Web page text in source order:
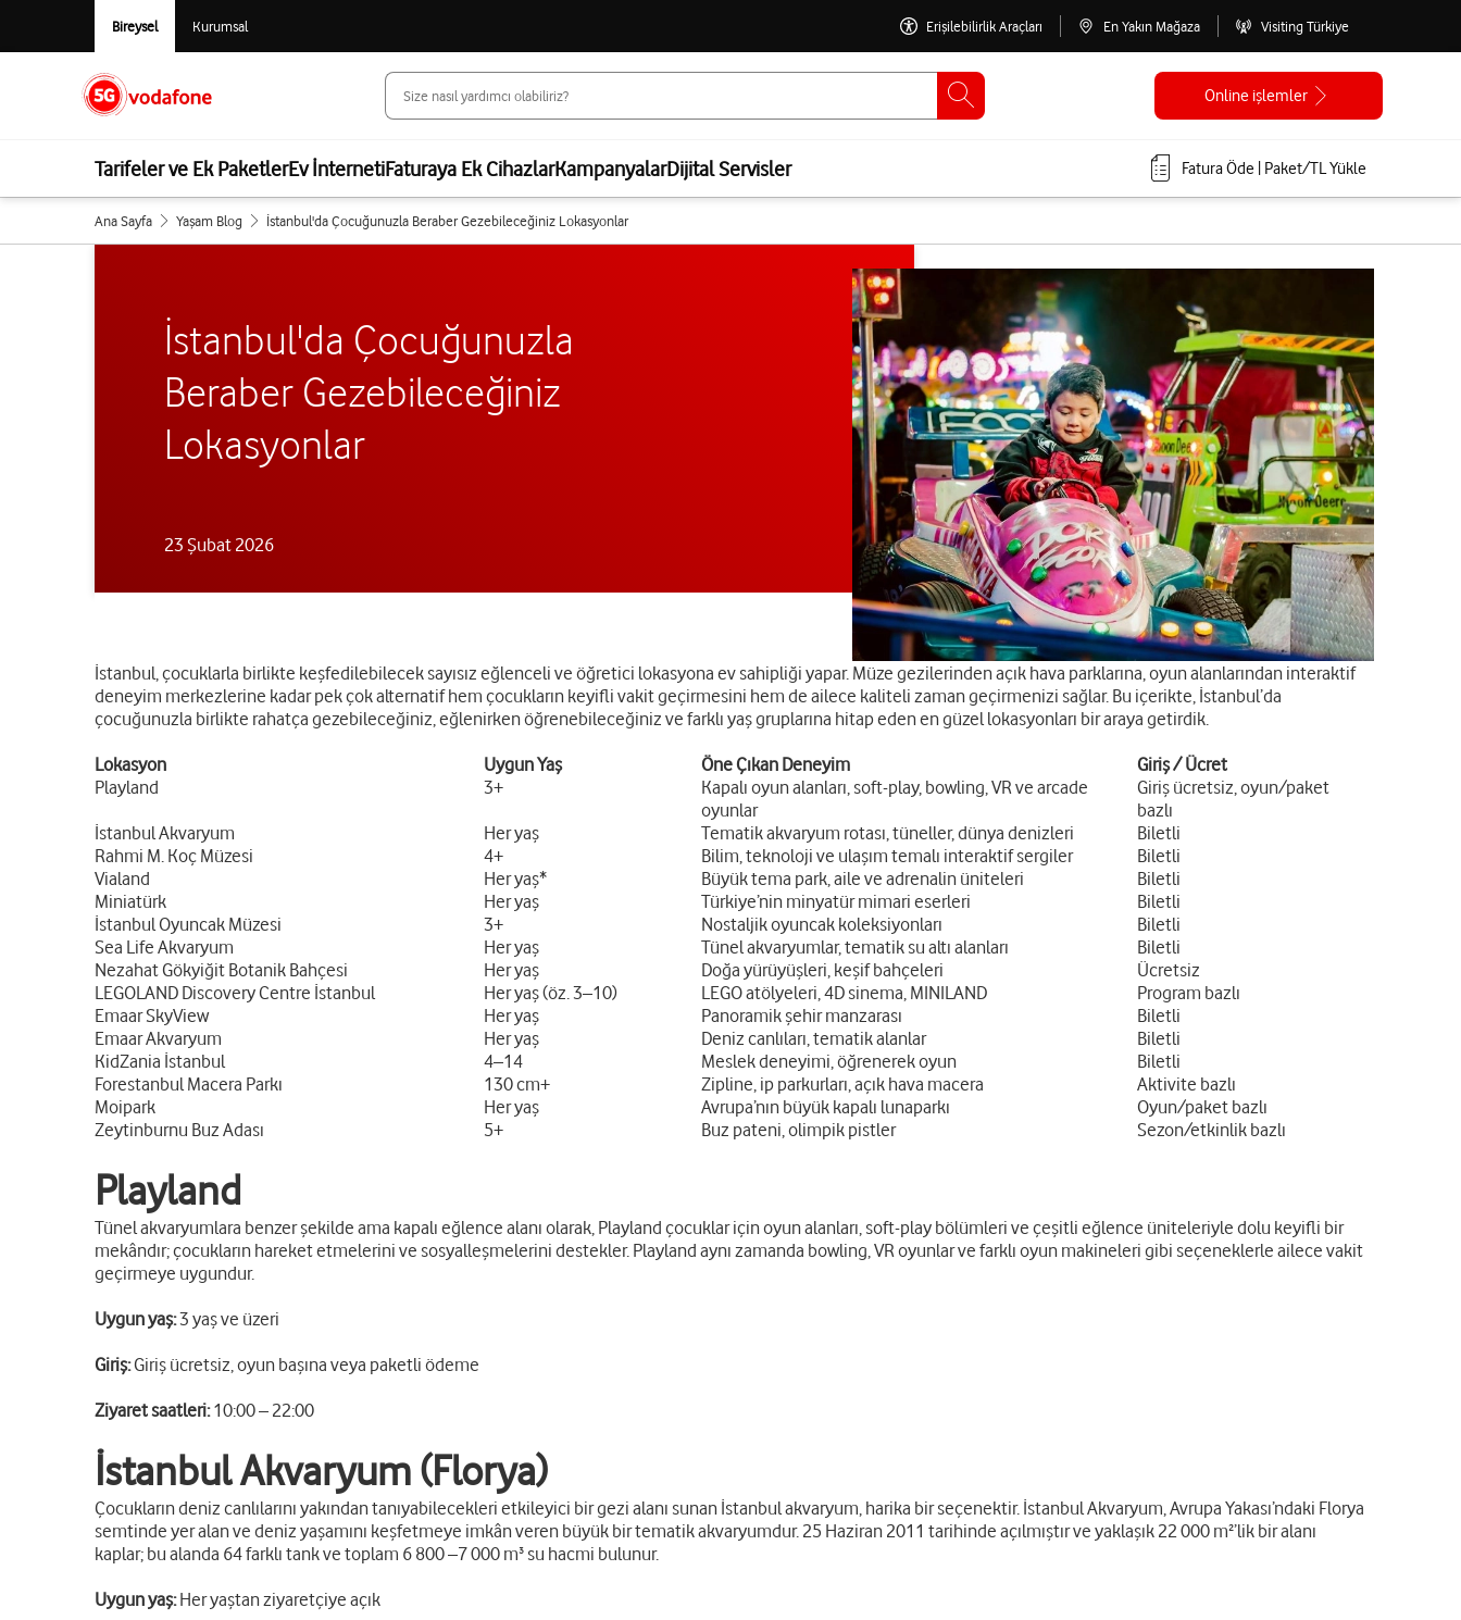
Bireysel Kurumsal Erişilebilirlik Araçları En Yakın Mağaza Visiting Türkiye
Online işlemler
Tarifeler ve Ek PaketlerEv İnternetiFaturaya Ek CihazlarKampanyalarDijital Servisler Fatura Öde | Paket/TL Yükle
Ana Sayfa Yaşam Blog İstanbul'da Çocuğunuzla Beraber Gezebileceğiniz Lokasyonlar
İstanbul'da Çocuğunuzla
Beraber Gezebileceğiniz
Lokasyonlar
23 Şubat 2026
İstanbul, çocuklarla birlikte keşfedilebilecek sayısız eğlenceli ve öğretici lokasyona ev sahipliği yapar. Müze gezilerinden açık hava parklarına, oyun alanlarından interaktif
deneyim merkezlerine kadar pek çok alternatif hem çocukların keyifli vakit geçirmesini hem de ailece kaliteli zaman geçirmenizi sağlar. Bu içerikte, İstanbul’da
çocuğunuzla birlikte rahatça gezebileceğiniz, eğlenirken öğrenebileceğiniz ve farklı yaş gruplarına hitap eden en güzel lokasyonları bir araya getirdik.
Lokasyon Uygun Yaş Öne Çıkan Deneyim
Giriş / Ücret
Playland
3+
Kapalı oyun alanları, soft-play, bowling, VR ve arcade
oyunlar
Giriş ücretsiz, oyun/paket
bazlı
İstanbul Akvaryum
Her yaş Tematik akvaryum rotası, tüneller, dünya denizleri
Biletli
Rahmi M. Koç Müzesi
4+ Bilim, teknoloji ve ulaşım temalı interaktif sergiler
Biletli
Vialand
Her yaş* Büyük tema park, aile ve adrenalin üniteleri
Biletli
Miniatürk
Her yaş Türkiye’nin minyatür mimari eserleri
Biletli
İstanbul Oyuncak Müzesi
3+ Nostaljik oyuncak koleksiyonları
Biletli
Sea Life Akvaryum
Her yaş Tünel akvaryumlar, tematik su altı alanları
Biletli
Nezahat Gökyiğit Botanik Bahçesi
Her yaş Doğa yürüyüşleri, keşif bahçeleri
Ücretsiz
LEGOLAND Discovery Centre İstanbul
Her yaş (öz. 3–10) LEGO atölyeleri, 4D sinema, MINILAND
Program bazlı
Emaar SkyView
Her yaş Panoramik şehir manzarası
Biletli
Emaar Akvaryum
Her yaş Deniz canlıları, tematik alanlar
Biletli
KidZania İstanbul
4–14 Meslek deneyimi, öğrenerek oyun
Biletli
Forestanbul Macera Parkı
130 cm+ Zipline, ip parkurları, açık hava macera
Aktivite bazlı
Moipark
Her yaş Avrupa’nın büyük kapalı lunaparkı
Oyun/paket bazlı
Zeytinburnu Buz Adası
5+ Buz pateni, olimpik pistler Sezon/etkinlik bazlı
Playland
Tünel akvaryumlara benzer şekilde ama kapalı eğlence alanı olarak, Playland çocuklar için oyun alanları, soft-play bölümleri ve çeşitli eğlence üniteleriyle dolu keyifli bir
mekândır; çocukların hareket etmelerini ve sosyalleşmelerini destekler. Playland aynı zamanda bowling, VR oyunlar ve farklı oyun makineleri gibi seçeneklerle ailece vakit
geçirmeye uygundur.
Uygun yaş:3 yaş ve üzeri
Giriş:Giriş ücretsiz, oyun başına veya paketli ödeme
Ziyaret saatleri:10:00 – 22:00
İstanbul Akvaryum (Florya)
Çocukların deniz canlılarını yakından tanıyabilecekleri etkileyici bir gezi alanı sunan İstanbul akvaryum, harika bir seçenektir. İstanbul Akvaryum, Avrupa Yakası’ndaki Florya
semtinde yer alan ve deniz yaşamını keşfetmeye imkân veren büyük bir tematik akvaryumdur. 25 Haziran 2011 tarihinde açılmıştır ve yaklaşık 22 000 m²’lik bir alanı
kaplar; bu alanda 64 farklı tank ve toplam 6 800 –7 000 m³ su hacmi bulunur.
Uygun yaş:Her yaştan ziyaretçiye açık